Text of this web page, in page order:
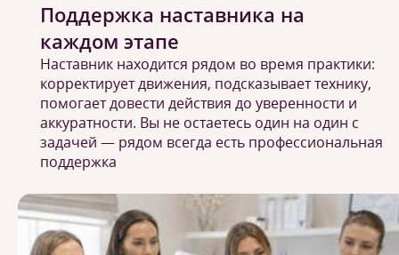
Поддержка наставника на
каждом этапе
Наставник находится рядом во время практики:
корректирует движения, подсказывает технику,
помогает довести действия до уверенности и
аккуратности. Вы не остаетесь один на один с
задачей — рядом всегда есть профессиональная
поддержка